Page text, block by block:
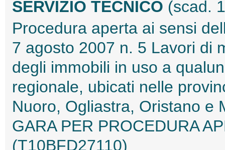
SERVIZIO TECNICO (scad.
Procedura aperta ai sensi
7 agosto 2007 n. 5 Lavori di
degli immobili in uso a
regionale, ubicati nelle
Nuoro, Ogliastra, Oristano e
GARA PER PROCEDURA
(T10BFD27110)